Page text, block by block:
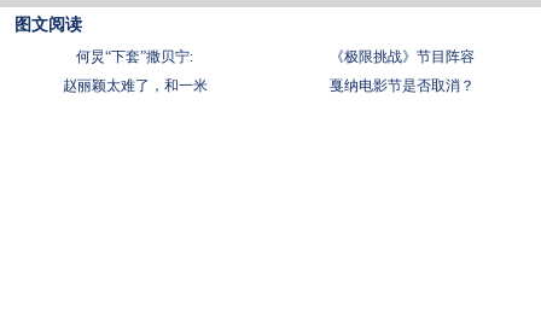
图文阅读
何炅“下套”撒贝宁:
《极限挑战》节目阵容
赵丽颖太难了，和一米
戛纳电影节是否取消？